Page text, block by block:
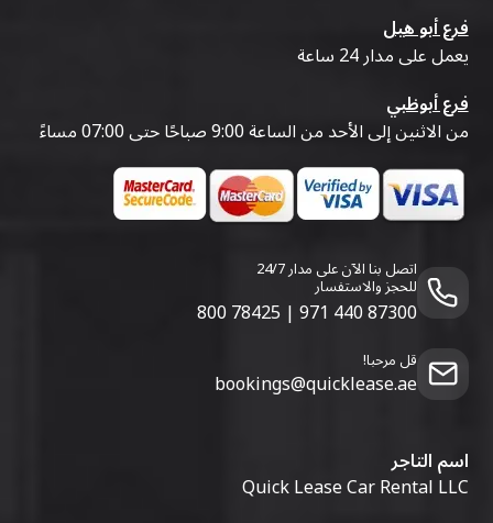
فرع أبو هيل
يعمل على مدار 24 ساعة
فرع أبوظبي
من الاثنين إلى الأحد من الساعة 9:00 صباحًا حتى 07:00 مساءً
اتصل بنا الآن على مدار 24/7
للحجز والاستفسار
800 78425 | 971 440 87300
قل مرحبا!
bookings@quicklease.ae
اسم التاجر
Quick Lease Car Rental LLC